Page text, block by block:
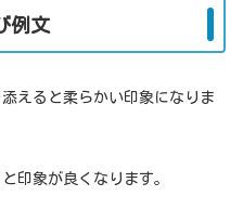
例文
えると柔らかい印象になりま
印象が良くなります。